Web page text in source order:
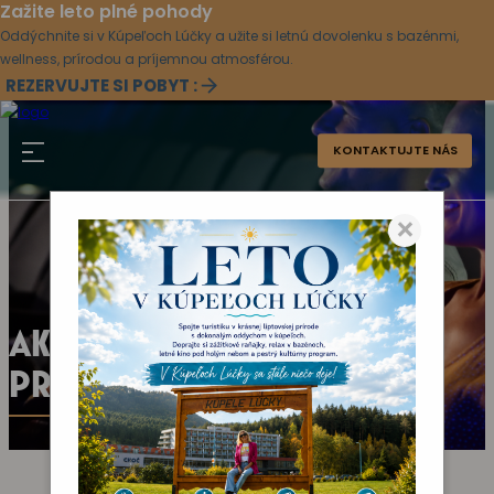
Zažite leto plné pohody
Oddýchnite si v Kúpeľoch Lúčky a užite si letnú dovolenku s bazénmi,
wellness, prírodou a príjemnou atmosférou.
REZERVUJTE SI POBYT :
×
KONTAKTUJTE NÁS
AKTUÁLNY KULTÚRNY
PROGRAM